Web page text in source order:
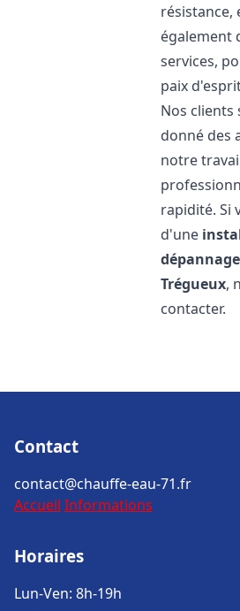
résistance,
également
services,
paix
Nos
donné des
notre
rapidité. Si
d'une
Trégueux,
contacter.
Contact
contact@chauffe-eau-71.fr
Accueil Informations
Horaires
Lun-Ven: 8h-19h